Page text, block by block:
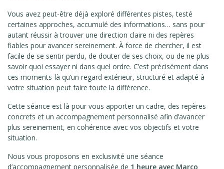
Vous avez peut-être déjà exploré différentes pistes, testé
certaines approches, accumulé des informations… sans pour
autant réussir à trouver une direction claire ni des repères
fiables pour avancer sereinement. À force de chercher, il est
facile de se sentir perdu, de douter de ses choix, ou de ne plus
savoir quoi essayer ni dans quel ordre. C’est précisément dans
ces moments-là qu’un regard extérieur, structuré et adapté à
votre situation peut faire toute la différence.
Cette séance est là pour vous apporter un cadre, des repères
concrets et un accompagnement personnalisé afin d’avancer
plus sereinement, en cohérence avec vos objectifs et votre
situation.
Nous vous proposons en exclusivité une séance
d’accompagnement personnalisée de 1 heure avec Marco